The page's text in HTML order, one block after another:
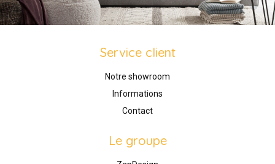
Service client
Notre showroom
Informations
Contact
Le groupe